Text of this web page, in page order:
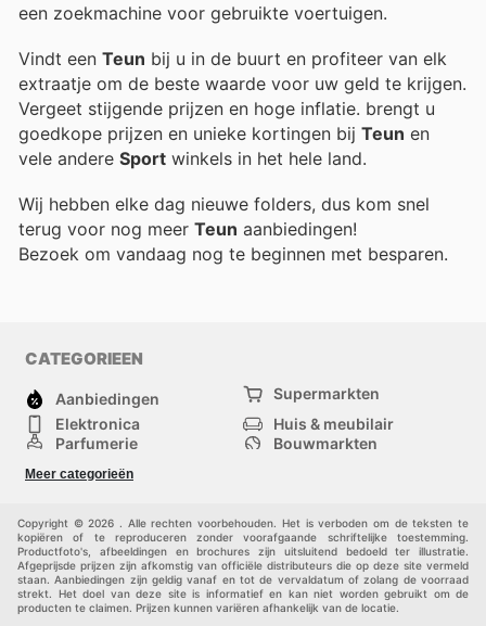
een zoekmachine voor gebruikte voertuigen.
Vindt een Teun bij u in de buurt en profiteer van elk
extraatje om de beste waarde voor uw geld te krijgen.
Vergeet stijgende prijzen en hoge inflatie. brengt u
goedkope prijzen en unieke kortingen bij Teun en
vele andere Sport winkels in het hele land.
Wij hebben elke dag nieuwe folders, dus kom snel
terug voor nog meer Teun aanbiedingen!
Bezoek om vandaag nog te beginnen met besparen.
CATEGORIEEN
Aanbiedingen
Supermarkten
Elektronica
Huis & meubilair
Parfumerie
Bouwmarkten
Kinderen
Meer categorieën
Copyright © 2026 . Alle rechten voorbehouden. Het is verboden om de teksten te
kopiëren of te reproduceren zonder voorafgaande schriftelijke toestemming.
Productfoto's, afbeeldingen en brochures zijn uitsluitend bedoeld ter illustratie.
Afgeprijsde prijzen zijn afkomstig van officiële distributeurs die op deze site vermeld
staan. Aanbiedingen zijn geldig vanaf en tot de vervaldatum of zolang de voorraad
strekt. Het doel van deze site is informatief en kan niet worden gebruikt om de
producten te claimen. Prijzen kunnen variëren afhankelijk van de locatie.